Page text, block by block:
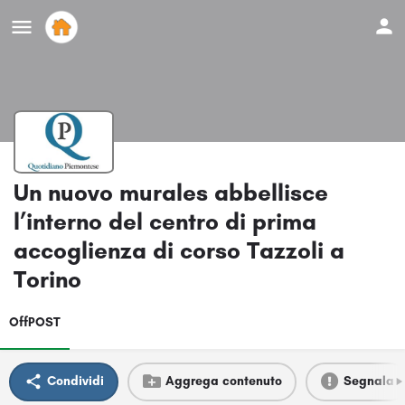
Un nuovo murales abbellisce
l’interno del centro di prima
accoglienza di corso Tazzoli a
Torino
OffPOST
Condividi Aggrega contenuto Segnala